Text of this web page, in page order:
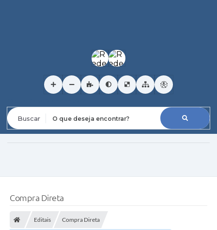
Compra Direta
Editais Compra Direta